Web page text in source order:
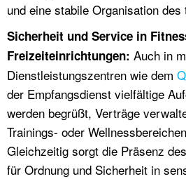
und eine stabile Organisation
Sicherheit und Service in
Freizeiteinrichtungen: Auch in
Dienstleistungszentren wie dem
der Empfangsdienst vielfältige
werden begrüßt, Verträge
Trainings- oder
Gleichzeitig sorgt die Präsenz
für Ordnung und Sicherheit in